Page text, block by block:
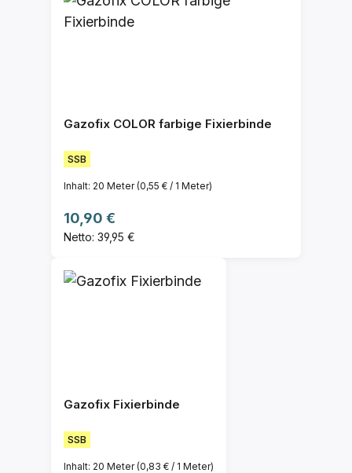
Gazofix COLOR farbige Fixierbinde
SSB
Inhalt: 20 Meter(0,55 € / 1 Meter)
Regulärer Preis:
10,90 €
Netto: 39,95 €
Gazofix Fixierbinde
SSB
Inhalt: 20 Meter(0,83 € / 1 Meter)